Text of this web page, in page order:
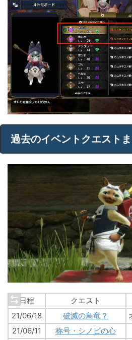
過去のイベントクエスト
日程 クエスト
21/06/18
破滅の鳥竜？
21/06/11
称号・シノビの心